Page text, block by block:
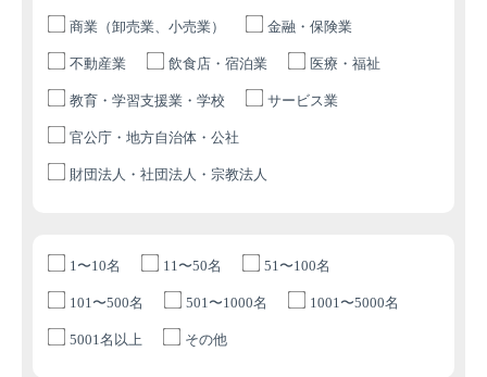
商業（卸売業、小売業） 金融・保険業
不動産業 飲食店・宿泊業 医療・福祉
教育・学習支援業・学校 サービス業
官公庁・地方自治体・公社
財団法人・社団法人・宗教法人
1〜10名 11〜50名 51〜100名
101〜500名 501〜1000名 1001〜5000名
5001名以上 その他